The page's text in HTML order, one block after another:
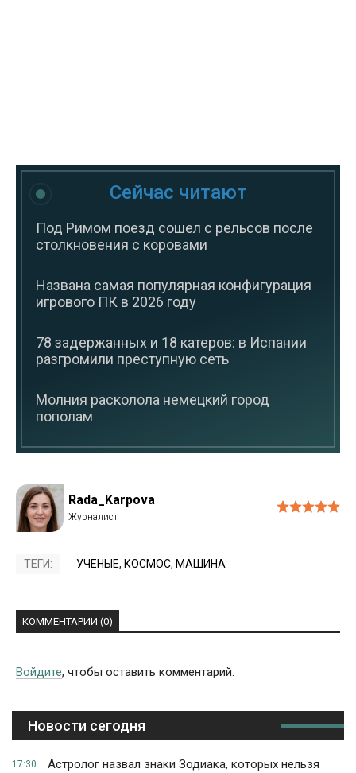
Сейчас читают
Под Римом поезд сошел с рельсов после
столкновения с коровами
Названа самая популярная конфигурация
игрового ПК в 2026 году
78 задержанных и 18 катеров: в Испании
разгромили преступную сеть
Молния расколола немецкий город
пополам
Rada_Karpova
ТЕГИ: УЧЕНЫЕ, КОСМОС, МАШИНА
КОММЕНТАРИИ (0)
Войдите, чтобы оставить комментарий.
Новости сегодня
17:30
Астролог назвал знаки Зодиака, которых нельзя